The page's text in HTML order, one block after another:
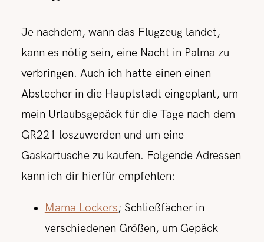
Je nachdem, wann das Flugzeug landet,
kann es nötig sein, eine Nacht in Palma zu
verbringen. Auch ich hatte einen einen
Abstecher in die Hauptstadt eingeplant, um
mein Urlaubsgepäck für die Tage nach dem
GR221 loszuwerden und um eine
Gaskartusche zu kaufen. Folgende Adressen
kann ich dir hierfür empfehlen:
Mama Lockers; Schließfächer in
verschiedenen Größen, um Gepäck